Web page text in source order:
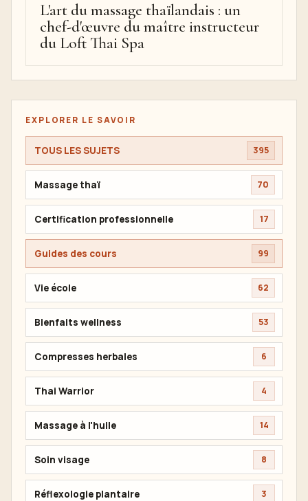
L'art du massage thaïlandais : un
chef-d'œuvre du maître instructeur
du Loft Thai Spa
EXPLORER LE SAVOIR
TOUS LES SUJETS 395
Massage thaï 70
Certification professionnelle 17
Guides des cours 99
Vie école 62
Bienfaits wellness 53
Compresses herbales 6
Thai Warrior 4
Massage à l'huile 14
Soin visage 8
Réflexologie plantaire 3